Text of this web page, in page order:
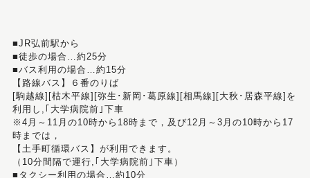
■JR弘前駅から
■徒歩の場合…約25分
■バス利用の場合…約15分
【路線バス】６番のりば
[駒越線][枯木平線][弥生･新岡･葛原線][相馬線][大秋･居森平線]を
利用し,｢大学病院前｣下車
※4月～11月の10時から18時まで，及び12月～3月の10時から17
時までは，
【土手町循環バス】が利用できます。
（10分間隔で運行,｢大学病院前｣下車）
■タクシー利用の場合…約10分